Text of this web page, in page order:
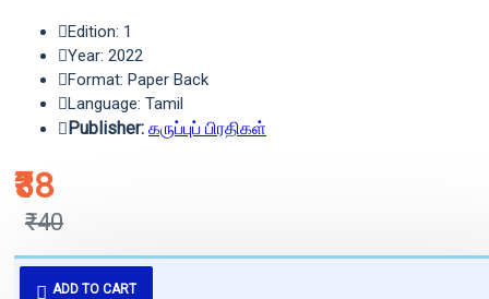
₹38
₹40
Edition: 1
Year: 2022
Format: Paper Back
Language: Tamil
Publisher: கருப்புப் பிரதிகள்
ADD TO CART
புத்தகம் 3 - 7 நாட்களில் அனுப்பி
வைக்கப்படும்.